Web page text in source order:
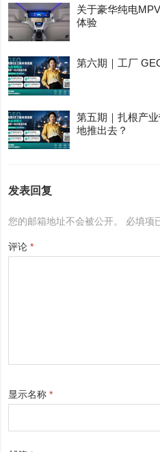
关于豪华纯电
体验
第六期｜工厂
第五期｜扎根产
地推出去？
发表回复
您的邮箱地址不会被公开。 必填项
评论*
显示名称*